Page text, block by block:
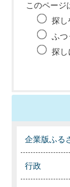
このページ
探し
ふつ
探し
企業版ふる
行政